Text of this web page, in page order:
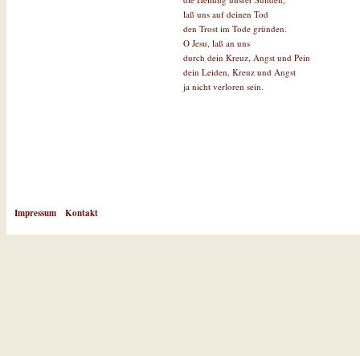
laß uns auf deinen Tod
den Trost im Tode gründen.
O Jesu, laß an uns
durch dein Kreuz, Angst und Pein
dein Leiden, Kreuz und Angst
ja nicht verloren sein.
Impressum Kontakt